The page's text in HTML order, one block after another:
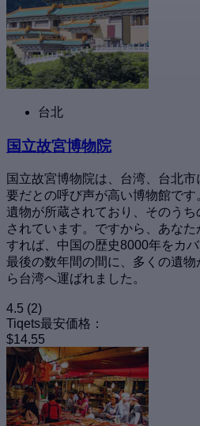
台北
国立故宮博物院
国立故宮博物院は、台湾、台北
要だとの呼び声が高い博物館で
遺物が所蔵されており、そのう
されています。ですから、あな
すれば、中国の歴史8000年をカ
最後の数年間の間に、多くの遺
ら台湾へ運ばれました。
4.5 (2)
Tiqets最安価格：
$14.55